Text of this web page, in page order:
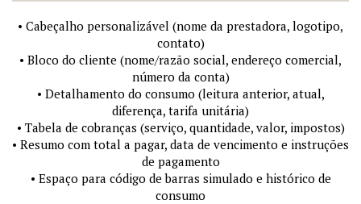
• Cabeçalho personalizável (nome da prestadora, logotipo,
contato)
• Bloco do cliente (nome/razão social, endereço comercial,
número da conta)
• Detalhamento do consumo (leitura anterior, atual,
diferença, tarifa unitária)
• Tabela de cobranças (serviço, quantidade, valor, impostos)
• Resumo com total a pagar, data de vencimento e instruções
de pagamento
• Espaço para código de barras simulado e histórico de
consumo